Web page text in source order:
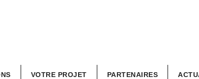
VOTRE PROJET PARTENAIRES